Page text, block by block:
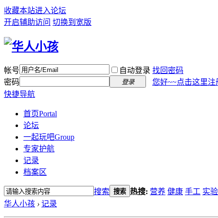
收藏本站进入论坛
开启辅助访问 切换到宽版
帐号 自动登录 找回密码
密码
登录
您好~~点击这里注
快捷导航
首页Portal
论坛
一起玩吧Group
专家护航
记录
档案区
搜索 搜索 热搜: 营养 健康 手工 实验
华人小孩 › 记录